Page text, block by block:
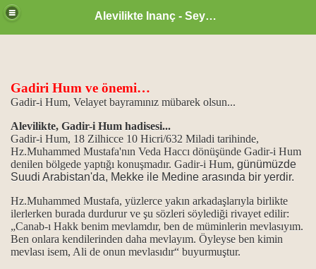
Alevilikte Inanç - Seyyid Hakkı
Gadiri Hum ve önemi…
Gadir-i Hum, Velayet bayramınız mübarek olsun...
Alevilikte, Gadir-i Hum hadisesi...
Gadir-i Hum, 18 Zilhicce 10 Hicri/632 Miladi tarihinde,
Hz.Muhammed Mustafa'nın Veda Haccı dönüşünde Gadir-i Hum
denilen bölgede yaptığı konuşmadır. Gadir-i Hum, günümüzde
Suudi Arabistan'da, Mekke ile Medine arasında bir yerdir.
Hz.Muhammed Mustafa, yüzlerce yakın arkadaşlarıyla birlikte
ilerlerken burada durdurur ve şu sözleri söylediği rivayet edilir:
„Canab-ı Hakk benim mevlamdır, ben de müminlerin mevlasıyım.
Ben onlara kendilerinden daha mevlayım. Öyleyse ben kimin
mevlası isem, Ali de onun mevlasıdır“ buyurmuştur.
önemi
işlevi...
din kitapları